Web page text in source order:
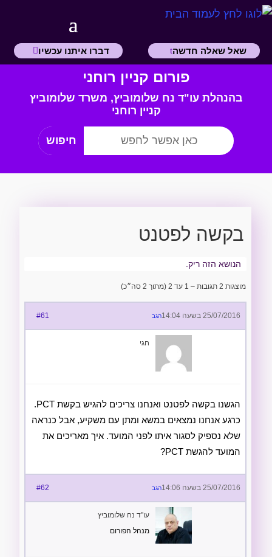
דברו איתנו עכשיו שאל שאלה חדשה
פורום קניין רוחני
בהנהלת עו"ד נח שלומוביץ, משרד שלומוביץ
קניין רוחני
בקשה לפטנט
הנושא הזה ריק.
מוצגות 2 תגובות – 1 עד 2 (מתוך 2 סה״כ)
25/07/2016 בשעה 14:04 #61 הגב
חגי
הגשנו בקשה לפטנט ואנחנו צריכים להגיש בקשת PCT.
כרגע אנחנו נמצאים במשא ומתן עם משקיע, אבל כנראה
שלא נספיק לסגור איתו לפני המועד. איך מאריכים את
המועד להגשת PCT?
25/07/2016 בשעה 14:06 #62 הגב
עו"ד נח שלומוביץ
מנהל הפורום